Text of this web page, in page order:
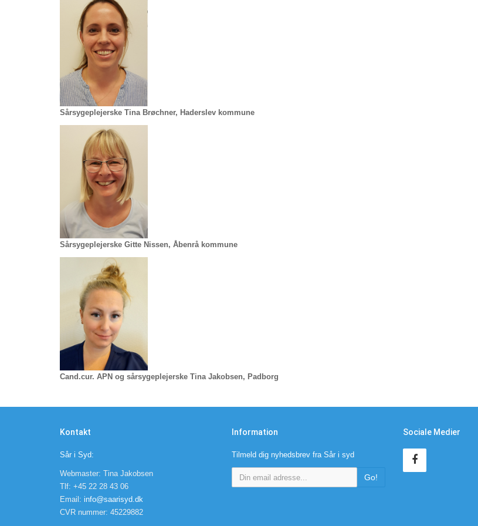
Sårsygeplejerske Tina Brøchner, Haderslev kommune
Sårsygeplejerske Gitte Nissen, Åbenrå kommune
Cand.cur. APN og sårsygeplejerske Tina Jakobsen, Padborg
Kontakt
Sår i Syd:
Webmaster: Tina Jakobsen
Tlf: +45 22 28 43 06
Email: info@saarisyd.dk
CVR nummer: 45229882
Information
Tilmeld dig nyhedsbrev fra Sår i syd
Go!
Sociale Medier